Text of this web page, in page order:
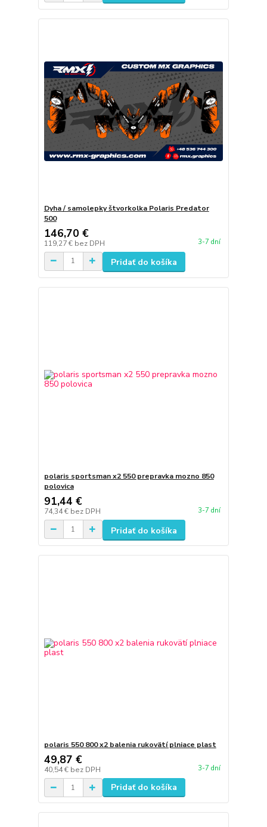
Dyha / samolepky štvorkolka Polaris Predator
500
146,70 €
119,27 € bez DPH 3-7 dní
Pridať do košíka
polaris sportsman x2 550 prepravka mozno 850
polovica
91,44 €
74,34 € bez DPH 3-7 dní
Pridať do košíka
polaris 550 800 x2 balenia rukovätí plniace plast
49,87 €
40,54 € bez DPH 3-7 dní
Pridať do košíka